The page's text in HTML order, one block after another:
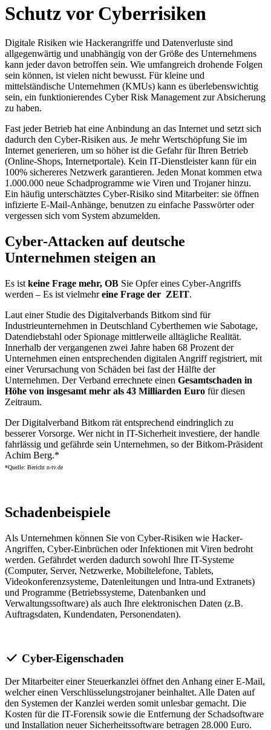
Schutz vor Cyberrisiken
Digitale Risiken wie Hackerangriffe und Datenverluste sind
allgegenwärtig und unabhängig von der Größe des Unternehmens
kann jeder davon betroffen sein. Wie umfangreich drohende Folgen
sein können, ist vielen nicht bewusst. Für kleine und
mittelständische Unternehmen (KMUs) kann es überlebenswichtig
sein, ein funktionierendes Cyber Risk Management zur Absicherung
zu haben.
Fast jeder Betrieb hat eine Anbindung an das Internet und setzt sich
dadurch den Cyber-Risiken aus. Je mehr Wertschöpfung Sie im
Internet generieren, um so höher ist die Gefahr für Ihren Betrieb
(Online-Shops, Internetportale). Kein IT-Dienstleister kann für ein
100% sichereres Netzwerk garantieren. Jeden Monat kommen etwa
1.000.000 neue Schadprogramme wie Viren und Trojaner hinzu.
Ein häufig unterschätztes Cyber-Risiko sind Mitarbeiter: sie öffnen
infizierte E-Mail-Anhänge, benutzen zu einfache Passwörter oder
vergessen sich vom System abzumelden.
Cyber-Attacken auf deutsche
Unternehmen steigen an
Es ist keine Frage mehr, OB Sie Opfer eines Cyber-Angriffs
werden – Es ist vielmehreine Frage der ZEIT.
Laut einer Studie des Digitalverbands Bitkom sind für
Industrieunternehmen in Deutschland Cyberthemen wie Sabotage,
Datendiebstahl oder Spionage mittlerweile alltägliche Realität.
Innerhalb der vergangenen zwei Jahre haben 68 Prozent der
Unternehmen einen entsprechenden digitalen Angriff registriert, mit
einer Verursachung von Schäden bei fast der Hälfte der
Unternehmen. Der Verband errechnete einen Gesamtschaden in
Höhe von insgesamt mehr als 43 Milliarden Euro für diesen
Zeitraum.
Der Digitalverband Bitkom rät entsprechend eindringlich zu
besserer Vorsorge. Wer nicht in IT-Sicherheit investiere, der handle
fahrlässig und gefährde sein Unternehmen, so der Bitkom-Präsident
Achim Berg.*
*Quelle: Bericht n-tv.de
Schadenbeispiele
Als Unternehmen können Sie von Cyber-Risiken wie Hacker-
Angriffen, Cyber-Einbrüchen oder Infektionen mit Viren bedroht
werden. Gefährdet werden dadurch sowohl Ihre IT-Systeme
(Computer, Server, Netzwerke, Mobiltelefone, Tablets,
Videokonferenzsysteme, Datenleitungen und Intra-und Extranets)
und Programme (Betriebssysteme, Datenbanken und
Verwaltungssoftware) als auch Ihre elektronischen Daten (z.B.
Auftragsdaten, Kundendaten, Personendaten).
Cyber-Eigenschaden
Der Mitarbeiter einer Steuerkanzlei öffnet den Anhang einer E-Mail,
welcher einen Verschlüsselungstrojaner beinhaltet. Alle Daten auf
den Systemen der Kanzlei werden somit unlesbar gemacht. Die
Kosten für die IT-Forensik sowie die Entfernung der Schadsoftware
und Installation neuer Sicherheitssoftware betragen 28.000 Euro.